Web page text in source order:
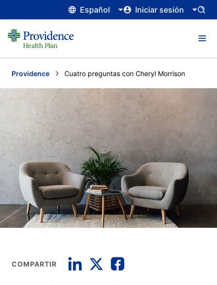
Español Iniciar sesión
Providence Current:
Cuatro preguntas con Cheryl Morrison
COMPARTIR